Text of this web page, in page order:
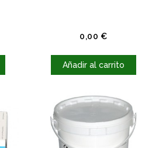
0,00 €Precio
Añadir al carrito